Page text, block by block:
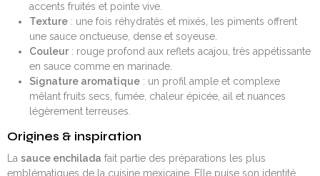
accents fruités et pointe vive.
Texture: une fois réhydratés et mixés, les piments offrent
une sauce onctueuse, dense et soyeuse.
Couleur: rouge profond aux reflets acajou, très appétissante
en sauce comme en marinade.
Signature aromatique: un profil ample et complexe
mêlant fruits secs, fumée, chaleur épicée, ail et nuances
légèrement terreuses.
Origines & inspiration
La sauce enchilada fait partie des préparations les plus
emblématiques de la cuisine mexicaine. Elle puise son identité